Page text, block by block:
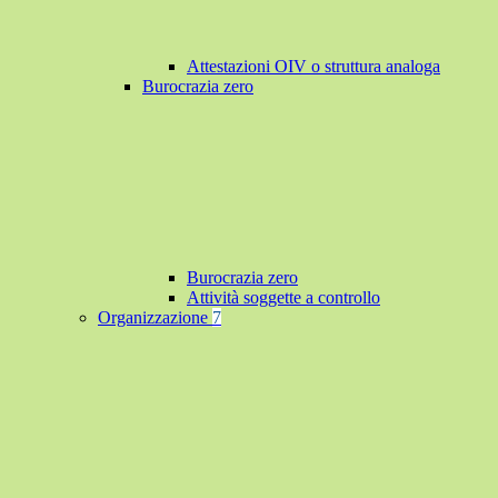
Attestazioni OIV o struttura analoga
Burocrazia zero
Burocrazia zero
Attività soggette a controllo
Organizzazione 7